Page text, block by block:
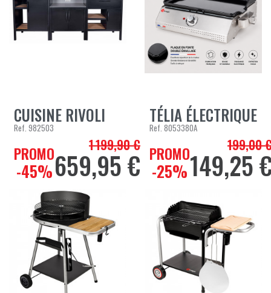
CUISINE RIVOLI
Ref. 982503
PROMO
-45%
Prix de base
1 199,90 €
Prix
659,95 €
TÉLIA ÉLECTRIQUE
Ref. 8053380A
PROMO
-25%
Prix de
199,00
Prix
149,25